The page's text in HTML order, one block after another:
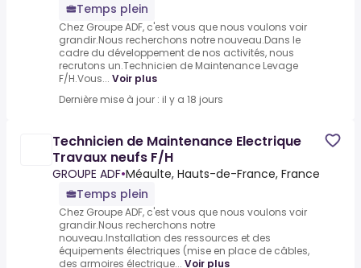
Temps plein
Chez Groupe ADF, c'est vous que nous voulons voir
grandir.Nous recherchons notre nouveau.Dans le
cadre du développement de nos activités, nous
recrutons un.Technicien de Maintenance Levage
F/H.Vous... Voir plus
Dernière mise à jour : il y a 18 jours
Technicien de Maintenance Electrique
Travaux neufs F/H
GROUPE ADF•Méaulte, Hauts-de-France, France
Temps plein
Chez Groupe ADF, c'est vous que nous voulons voir
grandir.Nous recherchons notre
nouveau.Installation des ressources et des
équipements électriques (mise en place de câbles,
des armoires électrique... Voir plus